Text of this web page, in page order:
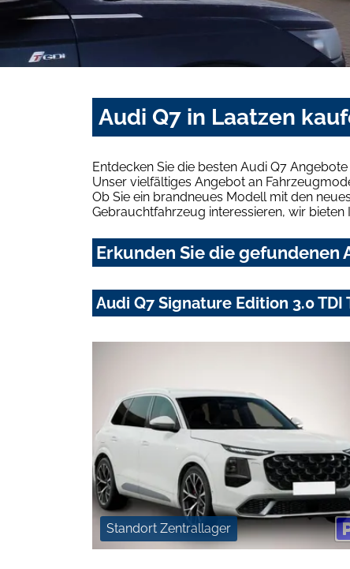
Audi Q7 in Laatzen
Entdecken Sie die besten Audi Q7
Unser vielfältiges Angebot an
Ob Sie ein brandneues Modell mit den
Gebrauchtfahrzeug interessieren, wir bieten
Erkunden Sie die gefundenen
Audi Q7 Signature Edition 3.0
Standort Zentrallager